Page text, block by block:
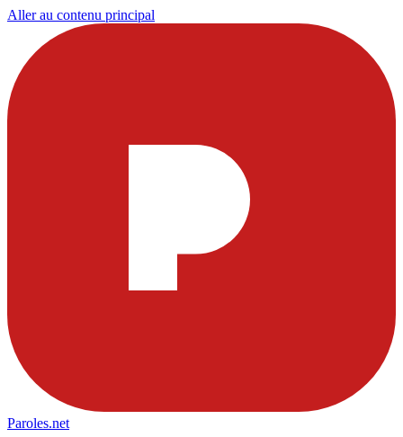
Aller au contenu principal
Paroles.net